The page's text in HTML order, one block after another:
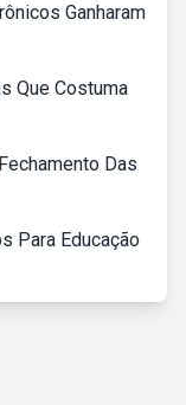
Ganharam
Que Costuma
Das
Para Educação